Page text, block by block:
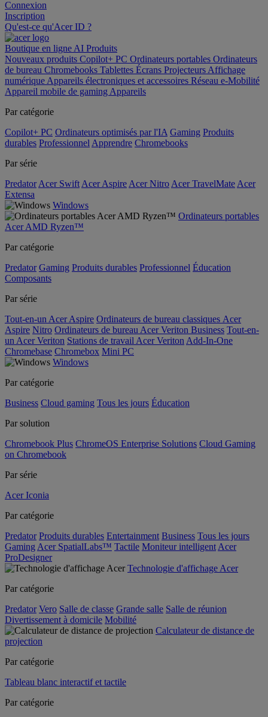
Connexion
Inscription
Qu'est-ce qu'Acer ID ?
Boutique en ligne AI Produits
Nouveaux produits Copilot+ PC Ordinateurs portables Ordinateurs
de bureau Chromebooks Tablettes Écrans Projecteurs Affichage
numérique Appareils électroniques et accessoires Réseau e-Mobilité
Appareil mobile de gaming Appareils
Par catégorie
Copilot+ PC Ordinateurs optimisés par l'IA Gaming Produits
durables Professionnel Apprendre Chromebooks
Par série
Predator Acer Swift Acer Aspire Acer Nitro Acer TravelMate Acer
Extensa
Windows
Ordinateurs portables
Acer AMD Ryzen™
Par catégorie
Predator Gaming Produits durables Professionnel Éducation
Composants
Par série
Tout-en-un Acer Aspire Ordinateurs de bureau classiques Acer
Aspire Nitro Ordinateurs de bureau Acer Veriton Business Tout-en-
un Acer Veriton Stations de travail Acer Veriton Add-In-One
Chromebase Chromebox Mini PC
Windows
Par catégorie
Business Cloud gaming Tous les jours Éducation
Par solution
Chromebook Plus ChromeOS Enterprise Solutions Cloud Gaming
on Chromebook
Par série
Acer Iconia
Par catégorie
Predator Produits durables Entertainment Business Tous les jours
Gaming Acer SpatialLabs™ Tactile Moniteur intelligent Acer
ProDesigner
Technologie d'affichage Acer
Par catégorie
Predator Vero Salle de classe Grande salle Salle de réunion
Divertissement à domicile Mobilité
Calculateur de distance de
projection
Par catégorie
Tableau blanc interactif et tactile
Par catégorie